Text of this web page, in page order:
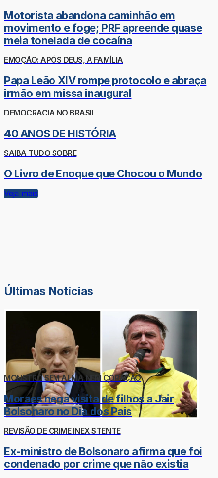
Motorista abandona caminhão em
movimento e foge; PRF apreende quase
meia tonelada de cocaína
EMOÇÃO: APÓS DEUS, A FAMÍLIA
Papa Leão XIV rompe protocolo e abraça
irmão em missa inaugural
DEMOCRACIA NO BRASIL
40 ANOS DE HISTÓRIA
SAIBA TUDO SOBRE
O Livro de Enoque que Chocou o Mundo
Veja mais
Últimas Notícias
MONSTRO SEM ALMA NEM CORAÇÃO
Moraes nega visita de filhos a Jair
Bolsonaro no Dia dos Pais
REVISÃO DE CRIME INEXISTENTE
Ex-ministro de Bolsonaro afirma que foi
condenado por crime que não existia